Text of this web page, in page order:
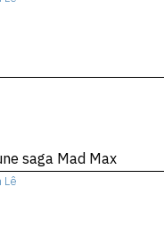
saga Mad Max
Lê